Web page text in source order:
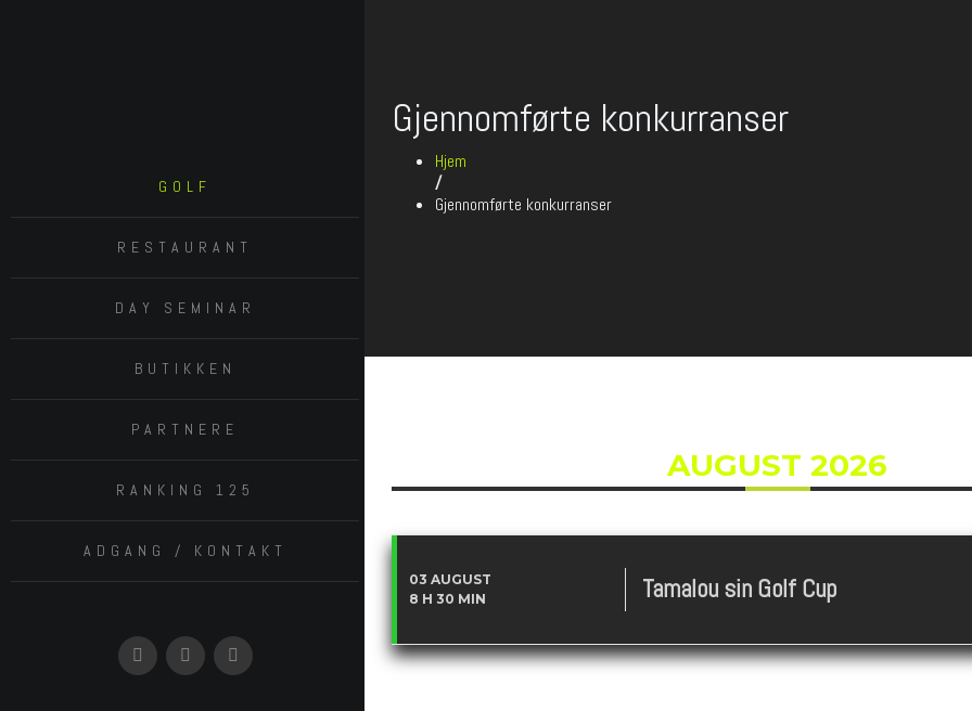
GOLF
RESTAURANT
DAY SEMINAR
BUTIKKEN
PARTNERE
RANKING 125
ADGANG / KONTAKT
Gjennomførte konkurranser
Hjem
/
Gjennomførte konkurranser
AUGUST 2026
03 AUGUST
8 H 30 MIN
Tamalou sin Golf Cup